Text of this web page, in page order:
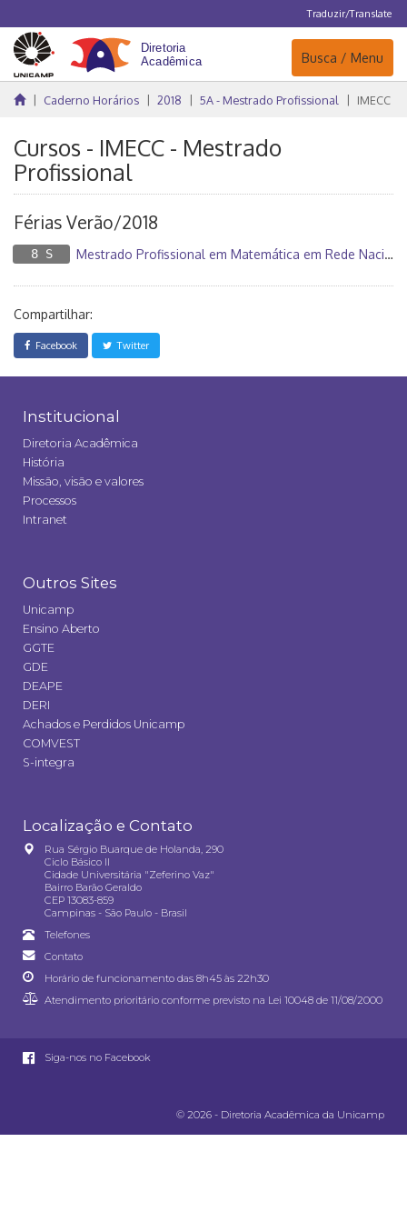
Traduzir/Translate
Navegação
Busca / Menu
Caderno Horários 2018 5A - Mestrado Profissional IMECC
Cursos - IMECC - Mestrado
Profissional
Férias Verão/2018
8 S Mestrado Profissional em Matemática em Rede Nacional
Compartilhar:
Facebook Twitter
Institucional
Diretoria Acadêmica
História
Missão, visão e valores
Processos
Intranet
Outros Sites
Unicamp
Ensino Aberto
GGTE
GDE
DEAPE
DERI
Achados e Perdidos Unicamp
COMVEST
S-integra
Localização e Contato
Rua Sérgio Buarque de Holanda, 290
Ciclo Básico II
Cidade Universitária "Zeferino Vaz"
Bairro Barão Geraldo
CEP 13083-859
Campinas - São Paulo - Brasil
Telefones
Contato
Horário de funcionamento das 8h45 às 22h30
Atendimento prioritário conforme previsto na Lei 10048 de 11/08/2000
Siga-nos no Facebook
© 2026 - Diretoria Acadêmica da Unicamp